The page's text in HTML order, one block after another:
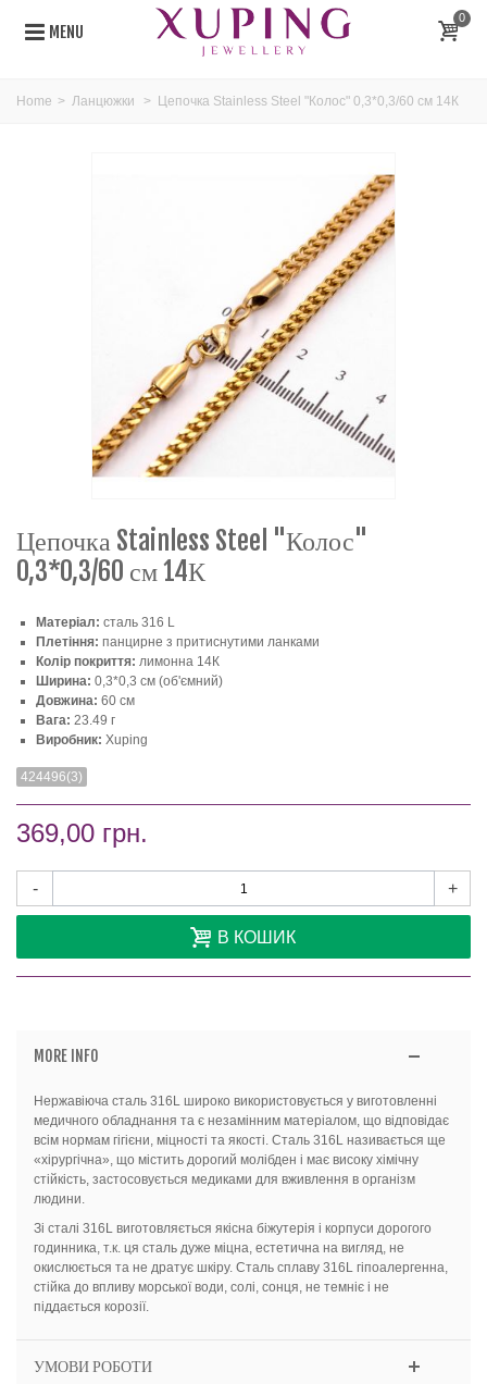
MENU
0
Home > Ланцюжки > Цепочка Stainless Steel "Колос" 0,3*0,3/60 см 14К
Цепочка Stainless Steel "Колос"
0,3*0,3/60 см 14К
Матеріал: сталь 316 L
Плетіння: панцирне з притиснутими ланками
Колір покриття: лимонна 14К
Ширина: 0,3*0,3 см (об'ємний)
Довжина: 60 ​​см
Вага: 23.49 г
Виробник: Xuping
424496(3)
369,00 грн.
- +
В КОШИК
MORE INFO
Нержавіюча сталь 316L широко використовується у виготовленні
медичного обладнання та є незамінним матеріалом, що відповідає
всім нормам гігієни, міцності та якості. Сталь 316L називається ще
«хірургічна», що містить дорогий молібден і має високу хімічну
стійкість, застосовується медиками для вживлення в організм
людини.
Зі сталі 316L виготовляється якісна біжутерія і корпуси дорогого
годинника, т.к. ця сталь дуже міцна, естетична на вигляд, не
окислюється та не дратує шкіру. Сталь сплаву 316L гіпоалергенна,
стійка до впливу морської води, солі, сонця, не темніє і не
піддається корозії.
УМОВИ РОБОТИ